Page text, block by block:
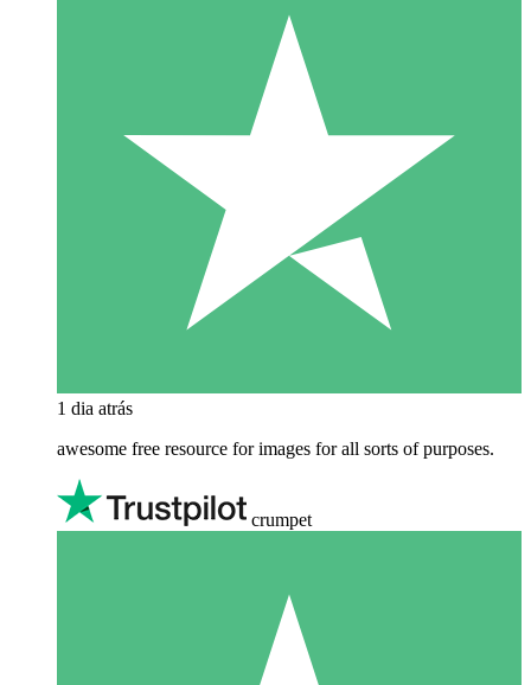
1 dia atrás
awesome free resource for images for all sorts of purposes.
crumpet